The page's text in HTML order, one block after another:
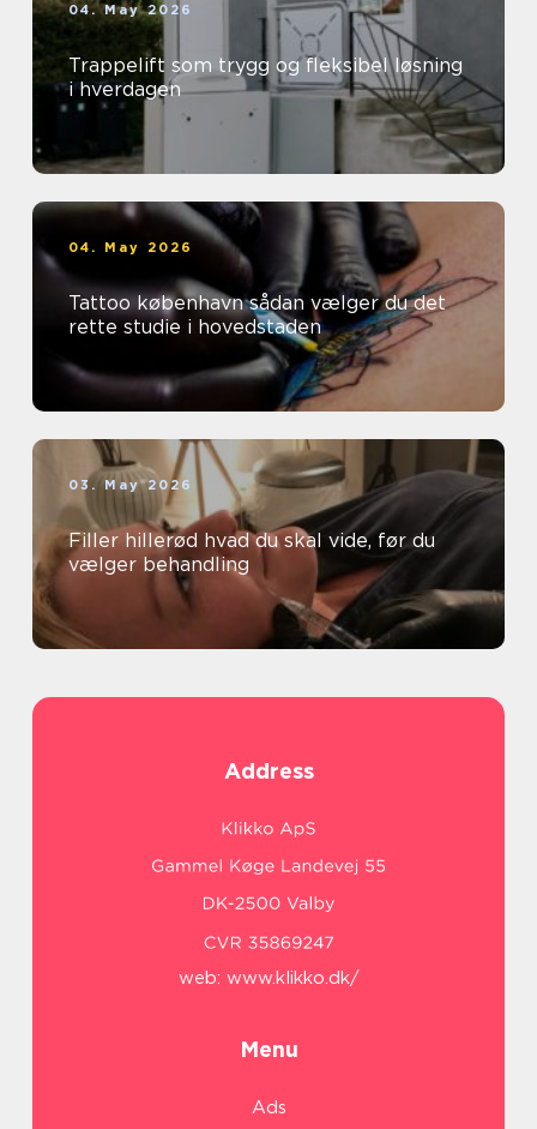
04. May 2026
Trappelift som trygg og fleksibel løsning
i hverdagen
04. May 2026
Tattoo københavn sådan vælger du det
rette studie i hovedstaden
03. May 2026
Filler hillerød hvad du skal vide, før du
vælger behandling
Address
web: www.klikko.dk/
Menu
Ads